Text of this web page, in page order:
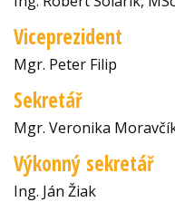
Viceprezident
Mgr. Peter Filip
Sekretář
Mgr. Veronika
Výkonný sekretář
Ing. Ján Žiak